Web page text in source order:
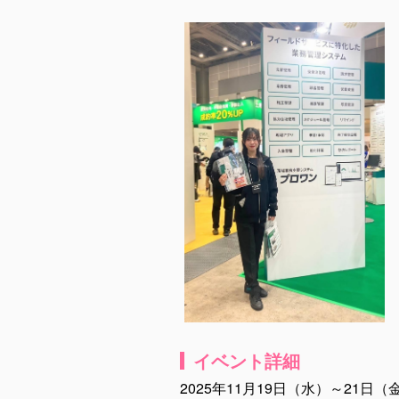
イベント詳細
2025年11月19日（水）～21日（